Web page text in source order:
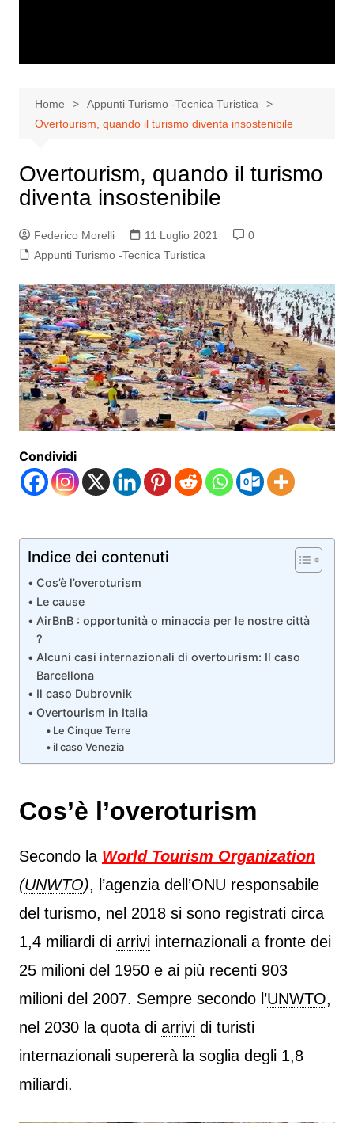
Home
Appunti Turismo -Tecnica Turistica
Overtourism, quando il turismo diventa insostenibile
Overtourism, quando il turismo
diventa insostenibile
Federico Morelli 11 Luglio 2021
0
Appunti Turismo -Tecnica Turistica
Condividi
Indice dei contenuti
Cos’è l’overoturism
Le cause
AirBnB : opportunità o minaccia per le nostre città
?
Alcuni casi internazionali di overtourism: Il caso
Barcellona
Il caso Dubrovnik
Overtourism in Italia
Le Cinque Terre
il caso Venezia
Cos’è l’overoturism
Secondo la World Tourism Organization
(UNWTO), l’agenzia dell’ONU responsabile
del turismo, nel 2018 si sono registrati circa
1,4 miliardi di arriviinternazionali a fronte dei
25 milioni del 1950 e ai più recenti 903
milioni del 2007. Sempre secondo l’UNWTO,
nel 2030 la quota di arrividi turisti
internazionali supererà la soglia degli 1,8
miliardi.